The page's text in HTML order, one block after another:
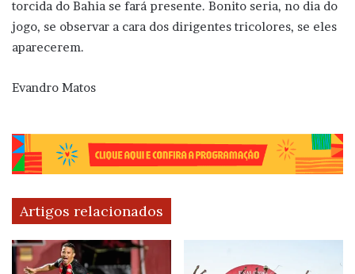
torcida do Bahia se fará presente. Bonito seria, no dia do
jogo, se observar a cara dos dirigentes tricolores, se eles
aparecerem.
Evandro Matos
Artigos relacionados